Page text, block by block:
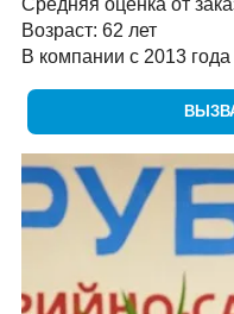
Возраст: 62 лет
В компании с 2013 года